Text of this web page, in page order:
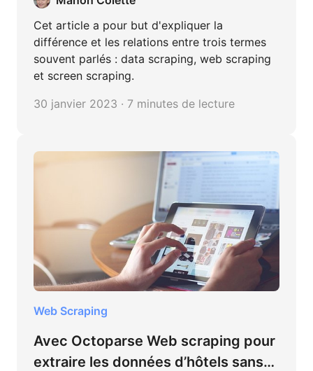
Cet article a pour but d'expliquer la
différence et les relations entre trois termes
souvent parlés : data scraping, web scraping
et screen scraping.
30 janvier 2023 · 7 minutes de lecture
Web Scraping
Avec Octoparse Web scraping pour
extraire les données d’hôtels sans